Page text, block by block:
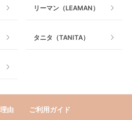
リーマン（LEAMAN）
タニタ（TANITA）
由 ご利用ガイド